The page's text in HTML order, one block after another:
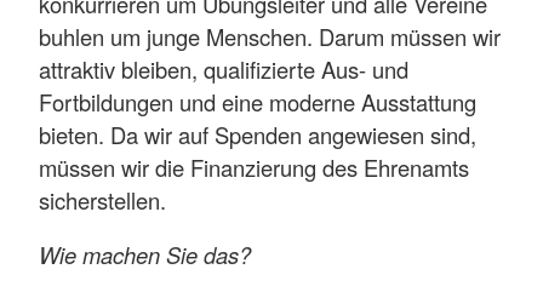
buhlen um junge Menschen. Darum müssen wir
attraktiv bleiben, qualifizierte Aus- und
Fortbildungen und eine moderne Ausstattung
bieten. Da wir auf Spenden angewiesen sind,
müssen wir die Finanzierung des Ehrenamts
sicherstellen.
Wie machen Sie das?